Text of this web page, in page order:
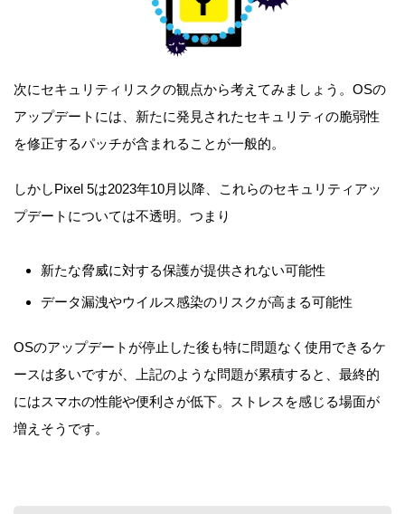
次にセキュリティリスクの観点から考えてみましょう。OSの
アップデートには、新たに発見されたセキュリティの脆弱性
を修正するパッチが含まれることが一般的。
しかしPixel 5は2023年10月以降、これらのセキュリティアッ
プデートについては不透明。つまり
新たな脅威に対する保護が提供されない可能性
データ漏洩やウイルス感染のリスクが高まる可能性
OSのアップデートが停止した後も特に問題なく使用できるケ
ースは多いですが、上記のような問題が累積すると、最終的
にはスマホの性能や便利さが低下。ストレスを感じる場面が
増えそうです。